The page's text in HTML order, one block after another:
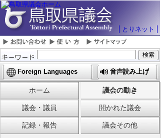
とりネット
Foreign Languages 音声読み上げ
ホーム 議会の動き
議会・議員 開かれた議会
記録・報告 議会その他